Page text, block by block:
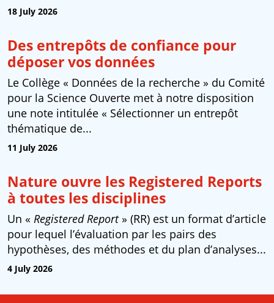
18 July 2026
Des entrepôts de confiance pour
déposer vos données
Le Collège « Données de la recherche » du Comité
pour la Science Ouverte met à notre disposition
une note intitulée « Sélectionner un entrepôt
thématique de...
11 July 2026
Nature ouvre les Registered Reports
à toutes les disciplines
Un « Registered Report» (RR) est un format d’article
pour lequel l’évaluation par les pairs des
hypothèses, des méthodes et du plan d’analyses...
4 July 2026